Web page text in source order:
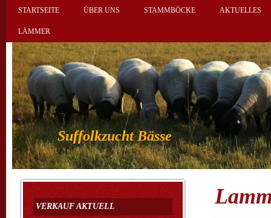
STARTSEITE ÜBER UNS STAMMBÖCKE AKTUELLES
LÄMMER
Suffolkzucht Bässe
VERKAUF AKTUELL